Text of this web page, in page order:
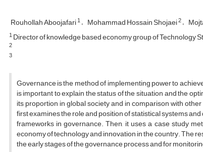
Rouhollah Aboojafari1 Mohammad Hossain Shojaei2
1Director of knowledge based economy group of Technology
2
3
Governance is the method of implementing power to
is important to explain the status of the situation and the
its proportion in global society and in comparison with
first examines the role and position of statistical systems
frameworks in governance. Then, it uses a case study
economy of technology and innovation in the country. The
the early stages of the governance process and for